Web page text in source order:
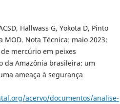
Hallwass G, Yokota D, Pinto
MOD. Nota Técnica: maio 2023:
mercúrio em peixes
da Amazônia brasileira: um
ameaça à segurança
acervo/documentos/analise-